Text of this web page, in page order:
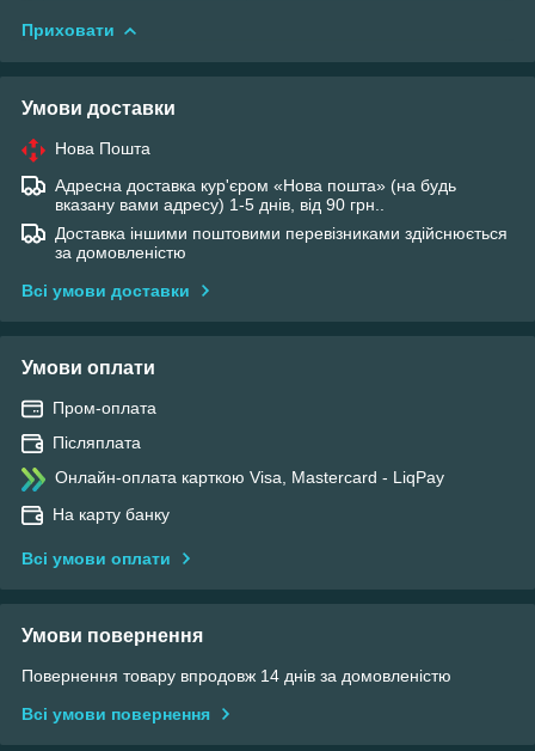
Приховати
Умови доставки
Нова Пошта
Адресна доставка кур'єром «Нова пошта» (на будь
вказану вами адресу) 1-5 днів, від 90 грн..
Доставка іншими поштовими перевізниками здійснюється
за домовленістю
Всі умови доставки
Умови оплати
Пром-оплата
Післяплата
Онлайн-оплата карткою Visa, Mastercard - LiqPay
На карту банку
Всі умови оплати
Умови повернення
Повернення товару впродовж 14 днів за домовленістю
Всі умови повернення